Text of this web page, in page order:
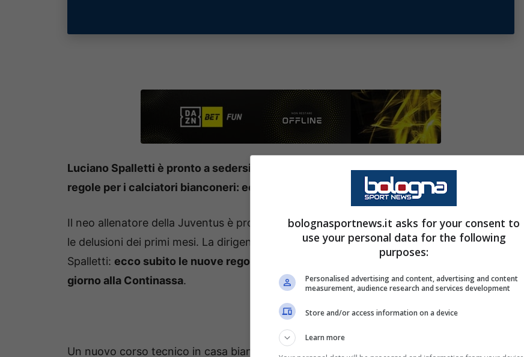
Luciano Spalletti è pronto a sedersi in panchina alla Juventus. Spuntano già le prime
regole per i calciatori bianconeri: ecco cos’è vietato
Il neo allenatore della Juventus è pronto a riportare in alto la squadra bianconera dopo
le delusioni dei primi mesi. La dirigenza torinese ha optato per la scelta Luciano
Spalletti: ecco subito le nuove regole imposte dal tecnico di Certaldo fin dal primo
giorno alla Continassa.
Un nuovo corso tecnico in casa bianconera con l’arrivo di Luciano Spalletti. L’allenatore
bolognasportnews.it asks for your consent to
use your personal data for the following
purposes:
Personalised advertising and content, advertising and content
measurement, audience research and services development
Store and/or access information on a device
Learn more